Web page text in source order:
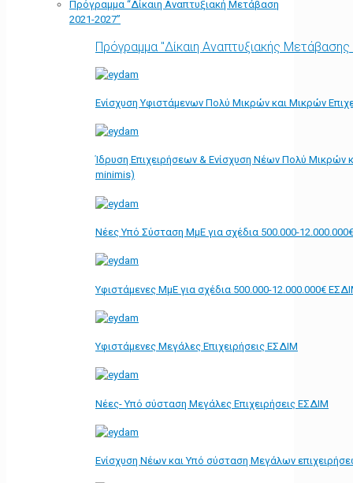
Πρόγραμμα “Δίκαιη Αναπτυξιακή Μετάβαση
2021-2027”
Πρόγραμμα "Δίκαιη Αναπτυξιακής
Ενίσχυση Υφιστάμενων Πολύ Μικρών και Μικρών
Ίδρυση Επιχειρήσεων & Ενίσχυση Νέων Πολύ Μικρών
minimis)
Νέες Υπό Σύσταση ΜμΕ για σχέδια 500.000-
Υφιστάμενες ΜμΕ για σχέδια 500.000-12.000.000€
Υφιστάμενες Μεγάλες Επιχειρήσεις ΕΣΔΙΜ
Νέες- Υπό σύσταση Μεγάλες Επιχειρήσεις ΕΣΔΙΜ
Ενίσχυση Νέων και Υπό σύσταση Μεγάλων